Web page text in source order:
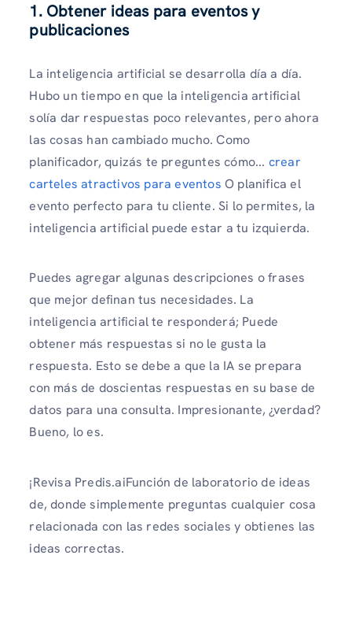
1. Obtener ideas para eventos y
publicaciones
La inteligencia artificial se desarrolla día a día.
Hubo un tiempo en que la inteligencia artificial
solía dar respuestas poco relevantes, pero ahora
las cosas han cambiado mucho. Como
planificador, quizás te preguntes cómo... crear
carteles atractivos para eventos O planifica el
evento perfecto para tu cliente. Si lo permites, la
inteligencia artificial puede estar a tu izquierda.
Puedes agregar algunas descripciones o frases
que mejor definan tus necesidades. La
inteligencia artificial te responderá; Puede
obtener más respuestas si no le gusta la
respuesta. Esto se debe a que la IA se prepara
con más de doscientas respuestas en su base de
datos para una consulta. Impresionante, ¿verdad?
Bueno, lo es.
¡Revisa Predis.aiFunción de laboratorio de ideas
de, donde simplemente preguntas cualquier cosa
relacionada con las redes sociales y obtienes las
ideas correctas.